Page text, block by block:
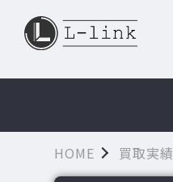
HOME 買取実績